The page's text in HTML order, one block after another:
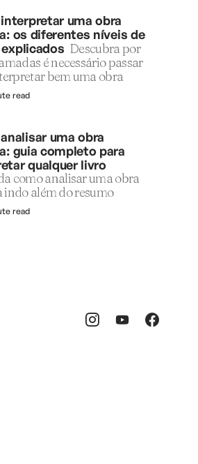
uma obra
os diferentes níveis de
Descubra por
é necessário passar
bem uma obra
read
uma obra
guia completo para
qualquer livro
como analisar uma obra
indo além do resumo
read